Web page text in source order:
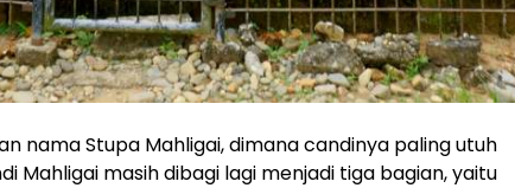
nama Stupa Mahligai, dimana candinya paling utuh
Mahligai masih dibagi lagi menjadi tiga bagian, yaitu